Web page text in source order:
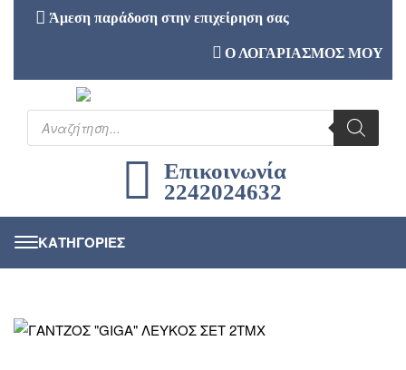
Άμεση παράδοση στην επιχείρηση σας
Ο ΛΟΓΑΡΙΑΣΜΟΣ ΜΟΥ
Επικοινωνία
2242024632